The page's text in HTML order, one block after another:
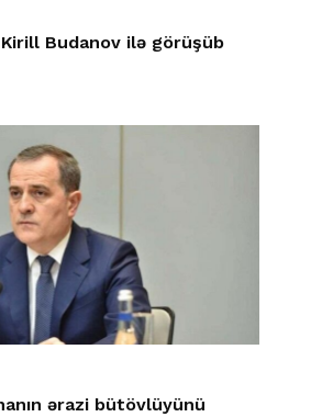
Budanov ilə görüşüb
ərazi bütövlüyünü